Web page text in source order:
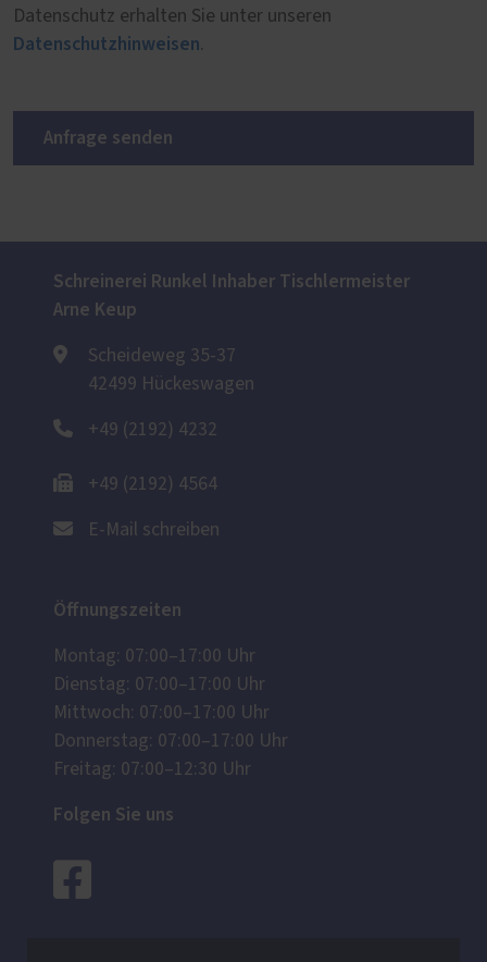
Datenschutz erhalten Sie unter unseren
Datenschutzhinweisen.
Anfrage senden
Schreinerei Runkel Inhaber Tischlermeister
Arne Keup
Scheideweg 35-37
42499 Hückeswagen
+49 (2192) 4232
+49 (2192) 4564
E-Mail schreiben
Öffnungszeiten
Montag: 07:00–17:00 Uhr
Dienstag: 07:00–17:00 Uhr
Mittwoch: 07:00–17:00 Uhr
Donnerstag: 07:00–17:00 Uhr
Freitag: 07:00–12:30 Uhr
Folgen Sie uns